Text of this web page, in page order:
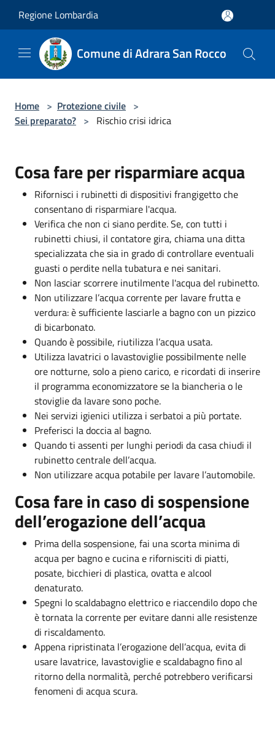
Regione Lombardia
Comune di Adrara San Rocco
Home > Protezione civile >
Sei preparato? > Rischio crisi idrica
Cosa fare per risparmiare acqua
Rifornisci i rubinetti di dispositivi frangigetto che
consentano di risparmiare l'acqua.
Verifica che non ci siano perdite. Se, con tutti i
rubinetti chiusi, il contatore gira, chiama una ditta
specializzata che sia in grado di controllare eventuali
guasti o perdite nella tubatura e nei sanitari.
Non lasciar scorrere inutilmente l'acqua del rubinetto.
Non utilizzare l’acqua corrente per lavare frutta e
verdura: è sufficiente lasciarle a bagno con un pizzico
di bicarbonato.
Quando è possibile, riutilizza l’acqua usata.
Utilizza lavatrici o lavastoviglie possibilmente nelle
ore notturne, solo a pieno carico, e ricordati di inserire
il programma economizzatore se la biancheria o le
stoviglie da lavare sono poche.
Nei servizi igienici utilizza i serbatoi a più portate.
Preferisci la doccia al bagno.
Quando ti assenti per lunghi periodi da casa chiudi il
rubinetto centrale dell’acqua.
Non utilizzare acqua potabile per lavare l’automobile.
Cosa fare in caso di sospensione
dell’erogazione dell’acqua
Prima della sospensione, fai una scorta minima di
acqua per bagno e cucina e rifornisciti di piatti,
posate, bicchieri di plastica, ovatta e alcool
denaturato.
Spegni lo scaldabagno elettrico e riaccendilo dopo che
è tornata la corrente per evitare danni alle resistenze
di riscaldamento.
Appena ripristinata l’erogazione dell’acqua, evita di
usare lavatrice, lavastoviglie e scaldabagno fino al
ritorno della normalità, perché potrebbero verificarsi
fenomeni di acqua scura.